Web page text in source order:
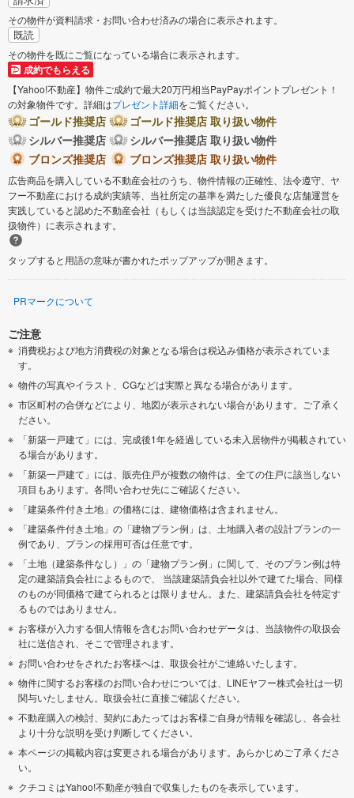
その物件が資料請求・お問い合わせ済みの場合に表示されます。
既読
その物件を既にご覧になっている場合に表示されます。
成約でもらえる
【Yahoo!不動産】物件ご成約で最大20万円相当PayPayポイントプレゼント！
の対象物件です。詳細はプレゼント詳細をご覧ください。
ゴールド推奨店
ゴールド推奨店 取り扱い物件
シルバー推奨店
シルバー推奨店 取り扱い物件
ブロンズ推奨店
ブロンズ推奨店 取り扱い物件
広告商品を購入している不動産会社のうち、物件情報の正確性、法令遵守、ヤ
フー不動産における成約実績等、当社所定の基準を満たした優良な店舗運営を
実践していると認めた不動産会社（もしくは当該認定を受けた不動産会社の取
扱物件）に表示されます。
タップすると用語の意味が書かれたポップアップが開きます。
PRマークについて
ご注意
消費税および地方消費税の対象となる場合は税込み価格が表示されていま
す。
物件の写真やイラスト、CGなどは実際と異なる場合があります。
市区町村の合併などにより、地図が表示されない場合があります。ご了承く
ださい。
「新築一戸建て」には、完成後1年を経過している未入居物件が掲載されてい
る場合があります。
「新築一戸建て」には、販売住戸が複数の物件は、全ての住戸に該当しない
項目もあります。各問い合わせ先にご確認ください。
「建築条件付き土地」の価格には、建物価格は含まれません。
「建築条件付き土地」の「建物プラン例」は、土地購入者の設計プランの一
例であり、プランの採用可否は任意です。
「土地（建築条件なし）」の「建物プラン例」に関して、そのプラン例は特
定の建築請負会社によるもので、 当該建築請負会社以外で建てた場合、同様
のものが同価格で建てられるとは限りません。また、建築請負会社を特定す
るものではありません。
お客様が入力する個人情報を含むお問い合わせデータは、当該物件の取扱会
社に送信され、そこで管理されます。
お問い合わせをされたお客様へは、取扱会社がご連絡いたします。
物件に関するお客様のお問い合わせについては、LINEヤフー株式会社は一切
関与いたしません。取扱会社に直接ご確認ください。
不動産購入の検討、契約にあたってはお客様ご自身が情報を確認し、各会社
より十分な説明を受け判断してください。
本ページの掲載内容は変更される場合があります。あらかじめご了承くださ
い。
クチコミはYahoo!不動産が独自で収集したものを表示しています。